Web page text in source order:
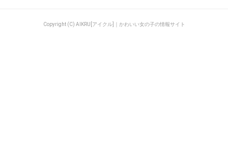
Copyright (C) AIKRU[アイクル]｜かわいい女の子の情報サイト